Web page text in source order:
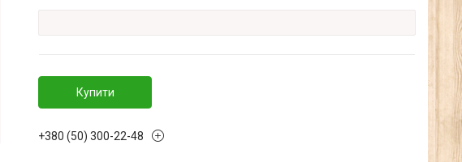
Купити
+380 (50) 300-22-48